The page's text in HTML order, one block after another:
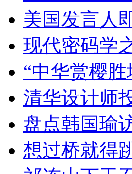
美国发言人
现代密码学
“中华赏樱
清华设计师
盘点韩国瑜
想过桥就得